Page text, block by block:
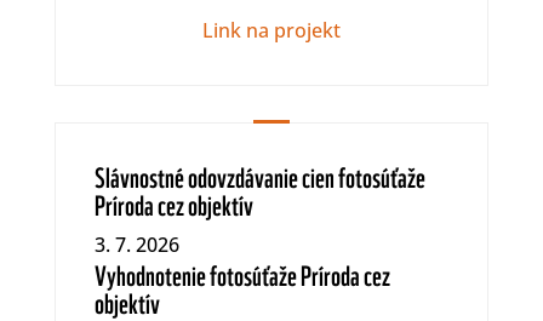
Link na projekt
Slávnostné odovzdávanie cien fotosúťaže
Príroda cez objektív
3. 7. 2026
Vyhodnotenie fotosúťaže Príroda cez
objektív